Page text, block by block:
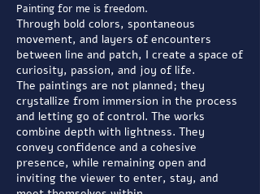
Painting for me is freedom.
Through bold colors, spontaneous
movement, and layers of encounters
between line and patch, I create a space of
curiosity, passion, and joy of life.
The paintings are not planned; they
crystallize from immersion in the process
and letting go of control. The works
combine depth with lightness. They
convey confidence and a cohesive
presence, while remaining open and
inviting the viewer to enter, stay, and